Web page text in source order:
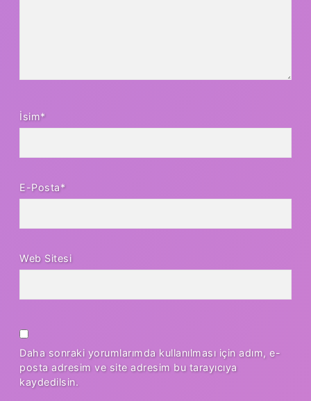
İsim*
E-Posta*
Web Sitesi
Daha sonraki yorumlarımda kullanılması için adım, e-
posta adresim ve site adresim bu tarayıcıya
kaydedilsin.